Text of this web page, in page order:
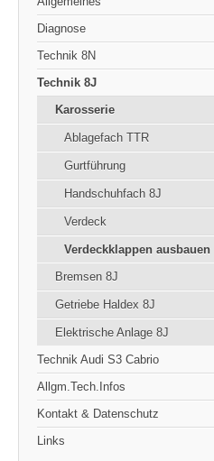
Diagnose
Technik 8N
Technik 8J
Karosserie
Ablagefach TTR
Gurtführung
Handschuhfach 8J
Verdeck
Verdeckklappen ausbauen
Bremsen 8J
Getriebe Haldex 8J
Elektrische Anlage 8J
Technik Audi S3 Cabrio
Allgm.Tech.Infos
Kontakt & Datenschutz
Links